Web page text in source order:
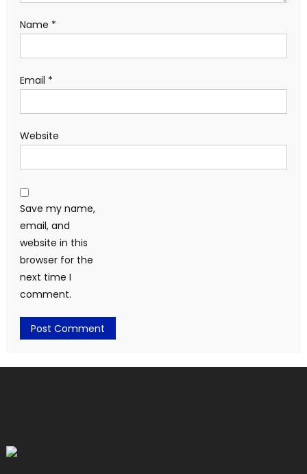
Name *
Email *
Website
Save my name,
email, and
website in this
browser for the
next time I
comment.